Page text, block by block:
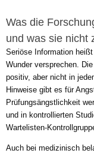
Was die
und was sie nicht
Seriöse Information
Wunder versprechen.
positiv, aber nicht in
Hinweise gibt es für
Prüfungsängstlichkeit
und in kontrollierten
Wartelisten-
Auch bei medizinisch